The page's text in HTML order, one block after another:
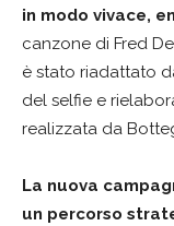
in modo vivace,
canzone di Fred
è stato riadattato
del selfie e
realizzata da
La nuova
un percorso